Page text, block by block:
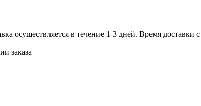
осуществляется в течение 1-3 дней. Время доставки
заказа